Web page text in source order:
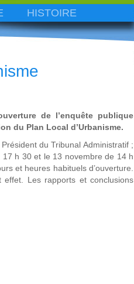
HISTOIRE
de l’enquête publique
du Plan Local d’Urbanisme.
du Tribunal Administratif ;
h 30 et le 13 novembre de 14 h
et heures habituels d’ouverture.
Les rapports et conclusions